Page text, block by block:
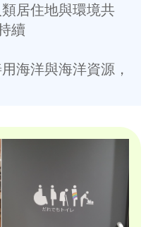
居住地與環境共
續
海洋與海洋資源，